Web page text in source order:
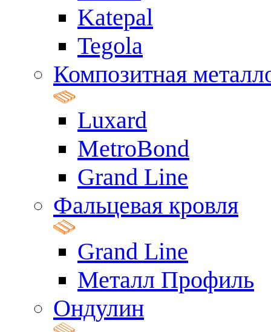
Katepal
Tegola
Композитная
Luxard
MetroBond
Grand Line
Фальцевая кровля
Grand Line
Металл Профиль
Ондулин